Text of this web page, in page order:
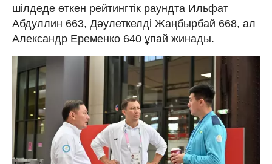
шілдеде өткен рейтингтік раундта Ильфат
Абдуллин 663, Дәулеткелді Жаңбырбай 668, ал
Александр Еременко 640 ұпай жинады.